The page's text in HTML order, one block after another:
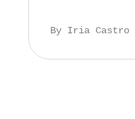
By Iria Castro